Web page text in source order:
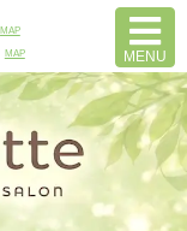
MAP
MAP MENU